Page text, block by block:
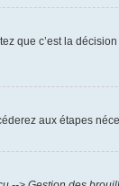
c’est la
aux étapes